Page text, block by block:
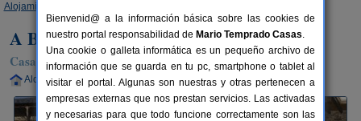
Alojamientos
A Bouza Turismo Rural
Casa Rural en Becerreá (Lugo)
Alquiler completo 10+2 plazas 35 km de Lugo
Bienvenid@ a la información básica sobre las cookies de
nuestro portal responsabilidad de Mario Temprado Casas.
Una cookie o galleta informática es un pequeño archivo de
información que se guarda en tu pc, smartphone o tablet al
visitar el portal. Algunas son nuestras y otras pertenecen a
empresas externas que nos prestan servicios. Las activadas
y necesarias para que todo funcione correctamente son las